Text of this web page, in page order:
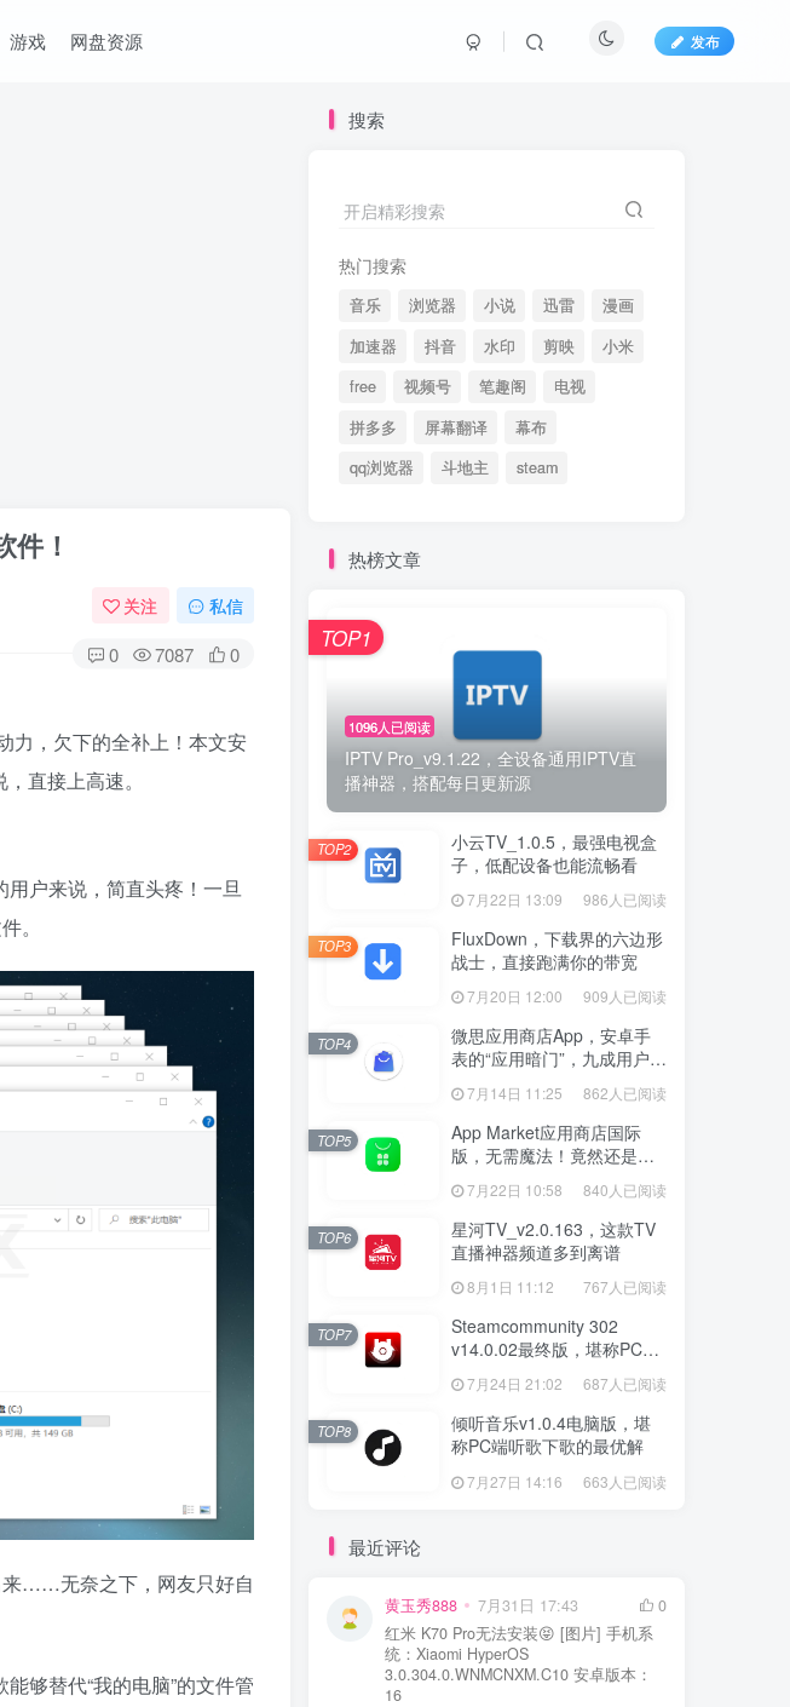
游戏 网盘资源 发布
！
关注 私信
0 7087 0
力，欠下的全补上！本文安
直接上高速。
户来说，简直头疼！一旦
。
来……无奈之下，网友只好自
够替代“我的电脑”的文件管
搜索
开启精彩搜索
热门搜索
音乐 浏览器 小说 迅雷
漫画
加速器
抖音 水印 剪映
小米
free
视频号 笔趣阁
电视
拼多多
屏幕翻译
幕布
qq浏览器
斗地主 steam
热榜文章
1096人已阅读
IPTV Pro_v9.1.22，全设备通用IPTV直
播神器，搭配每日更新源
TOP1
小云TV_1.0.5，最强电视盒
子，低配设备也能流畅看
7月22日 13:09 986人已阅读
TOP2
FluxDown，下载界的六边形
战士，直接跑满你的带宽
7月20日 12:00 909人已阅读
TOP3
微思应用商店App，安卓手
表的“应用暗门”，九成用户还
没发现
7月14日 11:25 862人已阅读
TOP4
App Market应用商店国际
版，无需魔法！竟然还是大
厂出品？
7月22日 10:58 840人已阅读
TOP5
星河TV_v2.0.163，这款TV
直播神器频道多到离谱
8月1日 11:12 767人已阅读
TOP6
Steamcommunity 302
v14.0.02最终版，堪称PC玩
家必备的网络工具箱
7月24日 21:02 687人已阅读
TOP7
倾听音乐v1.0.4电脑版，堪
称PC端听歌下歌的最优解
7月27日 14:16 663人已阅读
TOP8
最近评论
黄玉秀888 7月31日 17:43
0
红米 K70 Pro无法安装😝 [图片] 手机系
统：Xiaomi HyperOS
3.0.304.0.WNMCNXM.C10 安卓版本：
16